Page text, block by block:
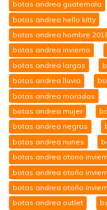
botas andrea guatemala
botas andrea hello kitty
botas andrea hombre
botas andrea invierno
botas andrea largas
botas andrea lluvia
botas andrea moradas
botas andrea mujer
botas andrea negras
botas andrea nunes
botas andrea otono
botas andrea otoño
botas andrea otoño
botas andrea outlet